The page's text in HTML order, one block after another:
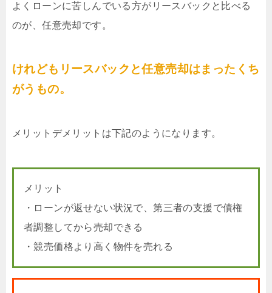
よくローンに苦しんでいる方がリースバックと比べる
のが、任意売却です。
けれどもリースバックと任意売却はまったくち
がうもの。
メリットデメリットは下記のようになります。
メリット
・ローンが返せない状況で、第三者の支援で債権
者調整してから売却できる
・競売価格より高く物件を売れる